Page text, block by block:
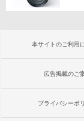
本サイトのご利用
広告掲載のご
プライバシーポ